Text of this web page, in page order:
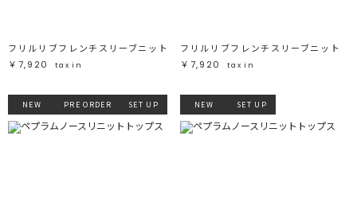
フリルリブフレンチスリーブニット
￥7,920
tax in
フリルリブフレンチスリーブニット
￥7,920
tax in
NEW PRE ORDER SET UP NEW SET UP